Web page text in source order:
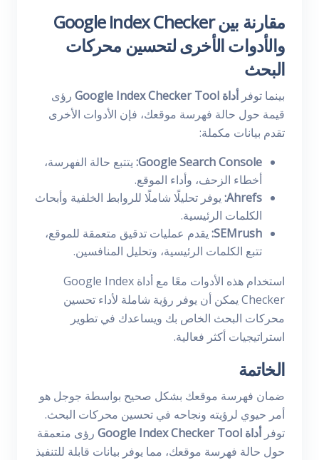
مقارنة بين Google Index Checker
والأدوات الأخرى لتحسين محركات
البحث
بينما توفرأداة Google Index Checker Tool
رؤى
قيمة حول حالة فهرسة موقعك، فإن الأدوات الأخرى
تقدم بيانات مكملة:
Google Search Console: يتتبع حالة الفهرسة،
أخطاء الزحف، وأداء الموقع.
Ahrefs: يوفر تحليلًا شاملًا للروابط الخلفية وأبحاث
الكلمات الرئيسية.
SEMrush: يقدم عمليات تدقيق متعمقة للموقع،
تتبع الكلمات الرئيسية، وتحليل المنافسين.
استخدام هذه الأدوات معًا مع أداة Google Index
Checker يمكن أن يوفر رؤية شاملة لأداء تحسين
محركات البحث الخاص بك ويساعدك في تطوير
استراتيجيات أكثر فعالية.
الخاتمة
ضمان فهرسة موقعك بشكل صحيح بواسطة جوجل هو
أمر حيوي لرؤيته ونجاحه في تحسين محركات البحث.
توفرأداة Google Index Checker Tool
رؤى متعمقة
حول حالة فهرسة موقعك، مما يوفر بيانات قابلة للتنفيذ